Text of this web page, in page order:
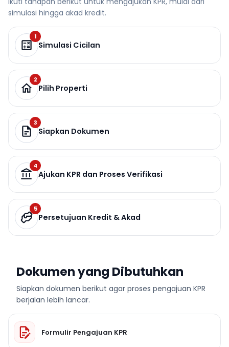
simulasi hingga akad kredit.
1
Simulasi Cicilan
2
Pilih Properti
3
Siapkan Dokumen
4
Ajukan KPR dan Proses Verifikasi
5
Persetujuan Kredit & Akad
Dokumen yang Dibutuhkan
Siapkan dokumen berikut agar proses pengajuan KPR
berjalan lebih lancar.
Formulir Pengajuan KPR